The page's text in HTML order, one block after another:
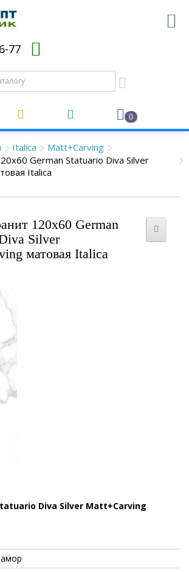
77
0
Italica
Matt+Carving
German Statuario Diva Silver
Italica
120x60 German
Silver
матовая Italica
Diva Silver Matt+Carving